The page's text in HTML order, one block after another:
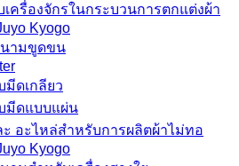
ครื่องจักรในกระบวนการตกแต่งผ้า
Kyogo
ามขูดขน
มีดเกลียว
มีดแบบแผ่น
ะ อะไหล่สำหรับการผลิตผ้าไม่ทอ
Kyogo